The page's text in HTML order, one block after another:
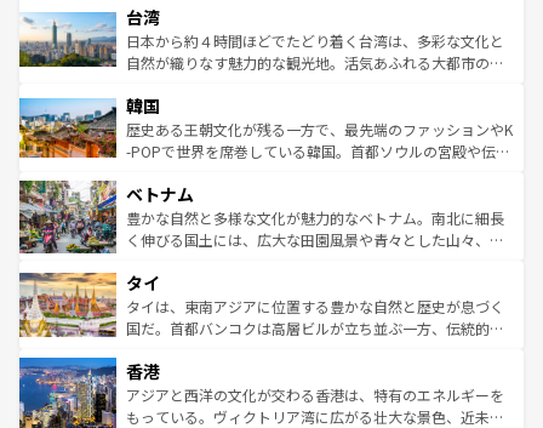
情報は
人々、おいしいローカルフードやハワイアンミュージッ
ク、伝統的なフラダンスなど、すべてがハワイの魅力を彩
っている。訪れるたびに新しい発見と感動が待っているハ
はコンテンツ一覧
リアリーフや大陸中央部にそびえるウルル（エアーズロッ
ク）、タスマニアの美しい原生林やケアンズの熱帯雨林な
ど、見どころがたくさん。また、カフェやワイン、オージ
いる。アクティビティも充実しており、サーフィンやダイ
ビング、ハイキングなど、アウトドア好きにはたまらな
い。オーストラリアの多彩な魅力を存分に味わいつくそ
参照してほしい。
台湾
日本から約４時間ほどでたどり着く台湾は、多彩な文化と
自然が織りなす魅力的な観光地。活気あふれる大都市の台
ン）、静ひつな山岳地帯である台湾東部など、都市の喧騒
と山間の静けさが共存しており、訪れる人に新しい発見と
驚きをもたらしてくれる。また、奥深い台湾の食文化も魅
容にもいいと評判のスイーツなど、バラエティ豊かな料理
が味わえる。 なお、新着の台湾情報は コンテンツ一覧を参
照してほしい。
韓国
歴史ある王朝文化が残る一方で、最先端のファッションやK
-POPで世界を席巻している韓国。首都ソウルの宮殿や伝統
き、地方に足を延ばせば四季折々の自然美を楽しむことが
できる。そして、キムチや焼肉、絶品のストリートフード
まで、さまざまな韓国料理が待っている。夜には、韓国な
リティに包まれながら、韓国の多彩な魅力を心ゆくまで味
わってみてほしい。 なお、新着の韓国情報はコンテンツ一
覧を参照してほしい。
ベトナム
豊かな自然と多様な文化が魅力的なベトナム。南北に細長
く伸びる国土には、広大な田園風景や青々とした山々、世
急速な発展と共に伝統が息づく。ハノイの古い町並みやホ
ーチミン市のフランス統治時代の建物も、独特の雰囲気を
醸し出している。また、バラエティの豊かさとおいしさで
とつ。フォーやバインミー、ベトナムコーヒーなどは、ぜ
ひ現地で味わいたい。どの地域を訪れてもあたたかい人々
が旅行者を迎えてくれるので、きっと忘れられない旅にな
タイ
タイは、東南アジアに位置する豊かな自然と歴史が息づく
国だ。首都バンコクは高層ビルが立ち並ぶ一方、伝統的な
の活気が交差している。北部ではチェンマイなどの山岳地
帯で自然と触れ合い、南部ではプーケットやクラビの美し
いビーチでリゾート気分を楽しむことができる。タイ料理
香港
アジアと西洋の文化が交わる香港は、特有のエネルギーを
もっている。ヴィクトリア湾に広がる壮大な景色、近未来